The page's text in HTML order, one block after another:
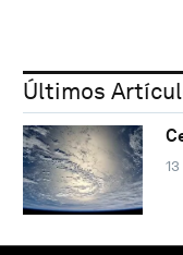
Últimos